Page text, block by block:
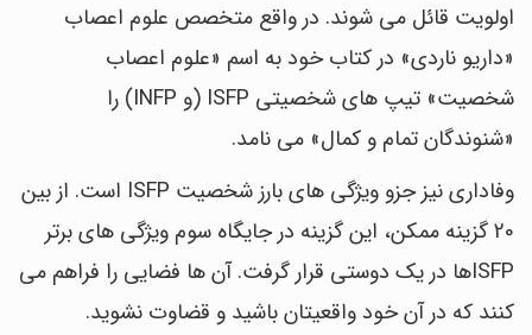
اولویت قائل می شوند. در واقع متخصص علوم اعصاب
«داریو ناردی» در کتاب خود به اسم «علوم اعصاب
شخصیت» تیپ های شخصیتی ISFP (و INFP) را
«شنوندگان تمام و کمال» می نامد.
وفاداری نیز جزو ویژگی های بارز شخصیت ISFP است. از بین
20 گزینه ممکن، این گزینه در جایگاه سوم ویژگی های برتر
ISFPها در یک دوستی قرار گرفت. آن ها فضایی را فراهم می
کنند که در آن خود واقعیتان باشید و قضاوت نشوید.